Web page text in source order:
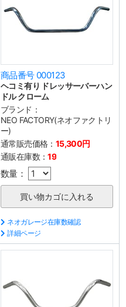
商品番号 000123
ヘコミ有り ドレッサーバーハン
ドル クローム
ブランド：
NEO FACTORY(ネオファクトリ
ー)
通常販売価格： 15,300円
通販在庫数：19
数量：
ネオガレージ在庫数確認
詳細ページ